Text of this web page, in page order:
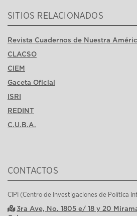
SITIOS RELACIONADOS
Revista Cuadernos de Nuestra
CLACSO
CIEM
Gaceta Oficial
ISRI
REDINT
C.U.B.A.
CONTACTOS
CIPI (Centro de Investigaciones de Política
3ra Ave, No. 1805 e/ 18 y 20